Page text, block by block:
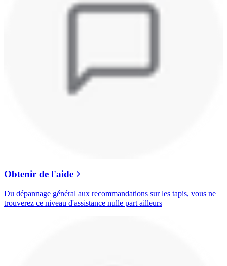
Obtenir de l'aide
Du dépannage général aux recommandations sur les tapis, vous ne
trouverez ce niveau d'assistance nulle part ailleurs